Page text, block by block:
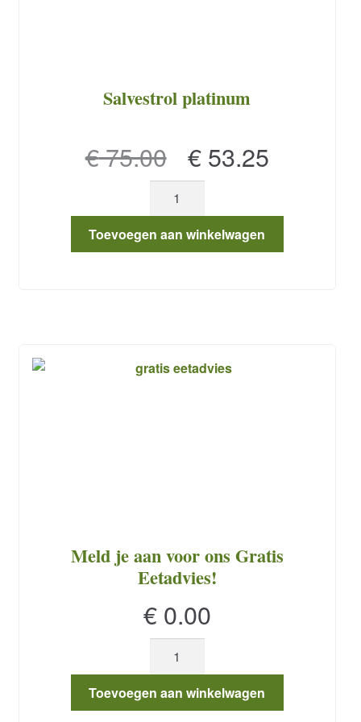
Salvestrol platinum
€75.00
Oorspronkelijke
prijs
was:
€ 75.00.
€ 53.25
is:
platinum
aantal
Toevoegen aan winkelwagen
Meld je aan voor ons Gratis
Eetadvies!
€0.00
aan
voor
Toevoegen aan winkelwagen